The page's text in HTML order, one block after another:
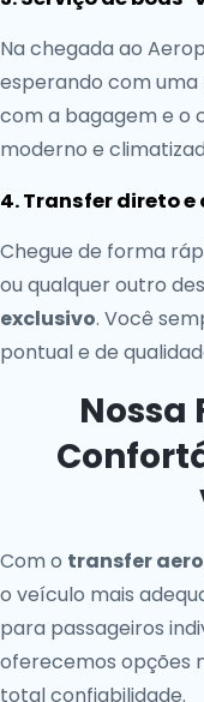
Na chegada ao
esperando com uma
com a bagagem e o
moderno e
4. Transfer direto
Chegue de forma
ou qualquer outro
exclusivo. Você
pontual e de
Nossa
Com o transfer
o veículo mais
para passageiros
oferecemos opções
total confiabilidade.